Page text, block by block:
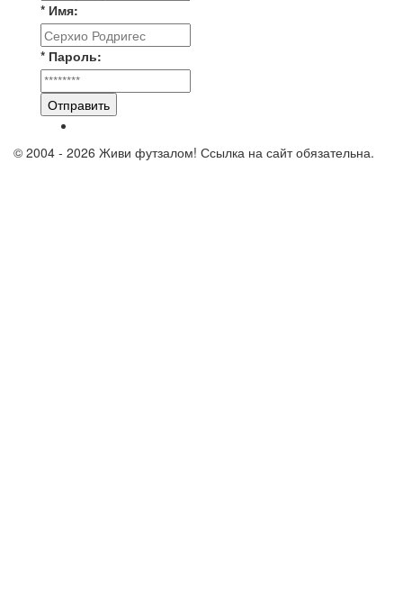
* Имя:
* Пароль:
Отправить
© 2004 - 2026 Живи футзалом! Ссылка на сайт обязательна.